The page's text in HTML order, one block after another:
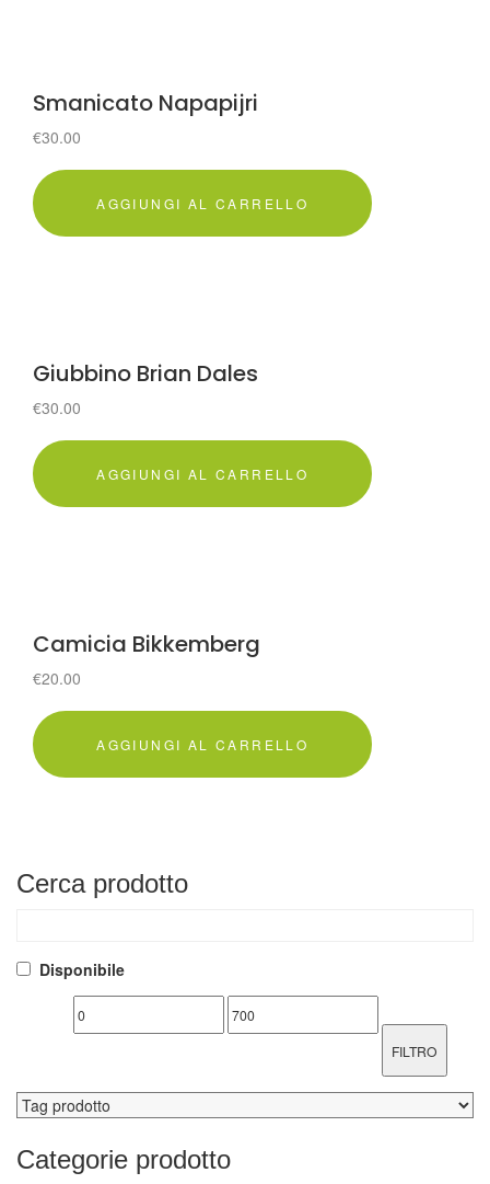
Smanicato Napapijri
€30.00
AGGIUNGI AL CARRELLO
Giubbino Brian Dales
€30.00
AGGIUNGI AL CARRELLO
Camicia Bikkemberg
€20.00
AGGIUNGI AL CARRELLO
Cerca prodotto
Disponibile
FILTRO
Categorie prodotto